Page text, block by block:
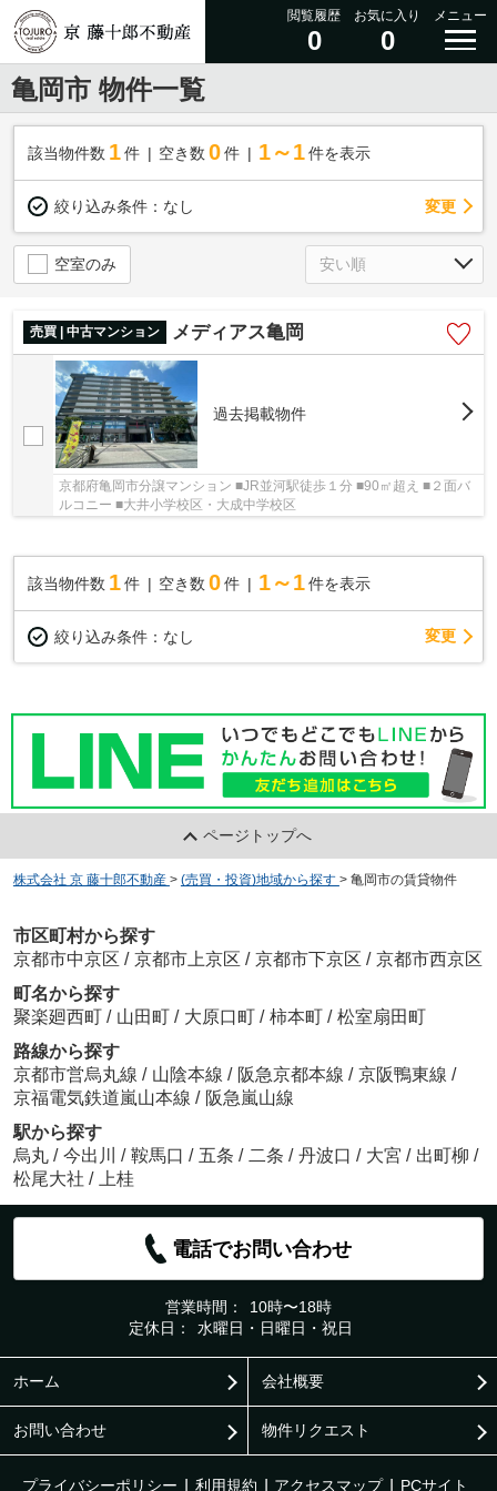
閲覧履歴
0
お気に入り
0
メニュー
亀岡市 物件一覧
該当物件数 1件 空き数 0 件 1～1 件を表示
絞り込み条件： なし 変更
空室のみ
売買 | 中古マンション メディアス亀岡
過去掲載物件
京都府亀岡市分譲マンション ■JR並河駅徒歩１分 ■90㎡超え ■２面バ
ルコニー ■大井小学校区・大成中学校区
該当物件数 1件 空き数 0 件 1～1 件を表示
絞り込み条件： なし 変更
ページトップへ
株式会社 京 藤十郎不動産 > (売買・投資)地域から探す > 亀岡市の賃貸物件
市区町村から探す
京都市中京区 / 京都市上京区 / 京都市下京区 / 京都市西京区
町名から探す
聚楽廻西町 / 山田町 / 大原口町 / 柿本町 / 松室扇田町
路線から探す
京都市営烏丸線 / 山陰本線 / 阪急京都本線 / 京阪鴨東線 /
京福電気鉄道嵐山本線 / 阪急嵐山線
駅から探す
烏丸 / 今出川 / 鞍馬口 / 五条 / 二条 / 丹波口 / 大宮 / 出町柳 /
松尾大社 / 上桂
電話でお問い合わせ
営業時間：
10時〜18時
定休日：
水曜日・日曜日・祝日
ホーム 会社概要
お問い合わせ 物件リクエスト
プライバシーポリシー 利用規約 アクセスマップ PCサイト